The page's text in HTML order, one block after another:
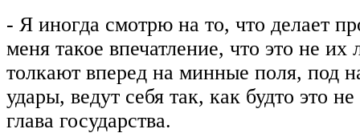
- Я иногда смотрю на то, что делает
меня такое впечатление, что это не
толкают вперед на минные поля, под
удары, ведут себя так, как будто это
глава государства.